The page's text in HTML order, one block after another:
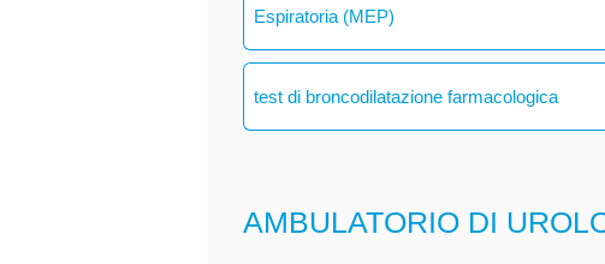
Espiratoria (MEP)
test di broncodilatazione farmacologica
AMBULATORIO DI